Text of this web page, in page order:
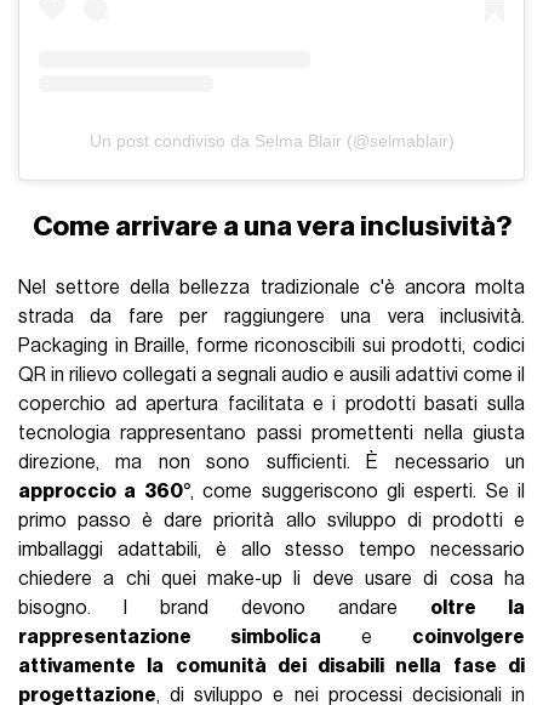
Un post condiviso da Selma Blair (@selmablair)
Come arrivare a una vera inclusività?
Nel settore della bellezza tradizionale c'è ancora molta
strada da fare per raggiungere una vera inclusività.
Packaging in Braille, forme riconoscibili sui prodotti, codici
QR in rilievo collegati a segnali audio e ausili adattivi come il
coperchio ad apertura facilitata e i prodotti basati sulla
tecnologia rappresentano passi promettenti nella giusta
direzione, ma non sono sufficienti. È necessario un
approccio a 360°, come suggeriscono gli esperti. Se il
primo passo è dare priorità allo sviluppo di prodotti e
imballaggi adattabili, è allo stesso tempo necessario
chiedere a chi quei make-up li deve usare di cosa ha
bisogno. I brand devono andare oltre la
rappresentazione simbolica e coinvolgere
attivamente la comunità dei disabili nella fase di
progettazione, di sviluppo e nei processi decisionali in